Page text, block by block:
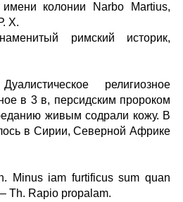
колонии Narbo Martius,
X.
римский историк,
религиозное
в 3 в, персидским пророком
живым содрали кожу. В
в Сирии, Северной Африке
Minus iam furtificus sum quan
Th. Rapio propalam.